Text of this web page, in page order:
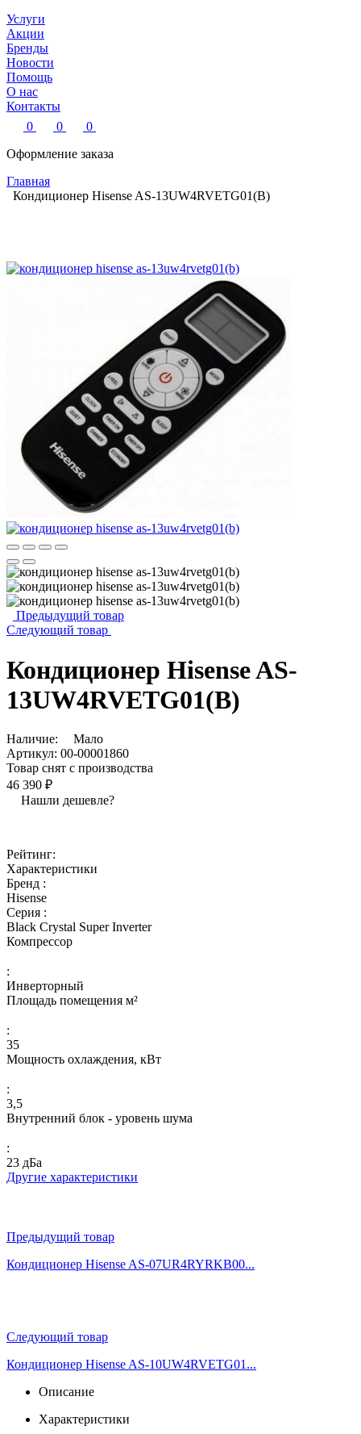
Услуги
Акции
Бренды
Новости
Помощь
О нас
Контакты
0
0
0
Оформление заказа
Главная
Кондиционер Hisense AS-13UW4RVETG01(B)
Предыдущий товар
Следующий товар
Кондиционер Hisense AS-
13UW4RVETG01(B)
Наличие:
Мало
Артикул: 00-00001860
Товар снят с производства
46 390 ₽
Нашли дешевле?
Рейтинг:
Характеристики
Бренд :
Hisense
Серия :
Black Crystal Super Inverter
Компрессор
:
Инверторный
Площадь помещения м²
:
35
Мощность охлаждения, кВт
:
3,5
Внутренний блок - уровень шума
:
23 дБа
Другие характеристики
Предыдущий товар
Кондиционер Hisense AS-07UR4RYRKB00...
Следующий товар
Кондиционер Hisense AS-10UW4RVETG01...
Описание
Характеристики